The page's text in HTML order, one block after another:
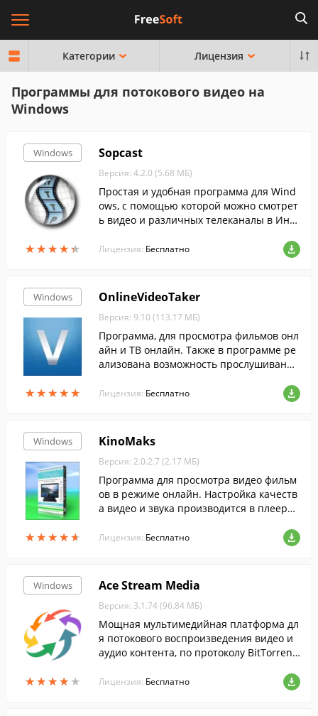
Категории Лицензия
Программы для потокового видео на
Windows
Windows
★★★★★
★★★★★
Sopcast
Версия: 4.2.0 (5.68 МБ)
Простая и удобная программа для Wind
ows, с помощью которой можно смотрет
ь видео и различных телеканалы в Инте
Лицензия: Бесплатно
Windows
★★★★★
★★★★★
OnlineVideoTaker
Версия: 9.10 (113.17 МБ)
Программа, для просмотра фильмов онл
айн и ТВ онлайн. Также в программе ре
ализована возможность прослушивания
акже возможность слушать и скачивать
Лицензия: Бесплатно
Windows
★★★★★
★★★★★
KinoMaks
Версия: 2.0.2.7 (2.17 МБ)
Программа для просмотра видео фильм
ов в режиме онлайн. Настройка качеств
а видео и звука производится в плеере,
находится на панели управления плеер
Лицензия: Бесплатно
Windows
★★★★ ★
★★★★ ★
Ace Stream Media
Версия: 3.1.74 (96.84 МБ)
Мощная мультимедийная платформа дл
я потокового воспроизведения видео и
аудио контента, по протоколу BitTorren
Лицензия: Бесплатно